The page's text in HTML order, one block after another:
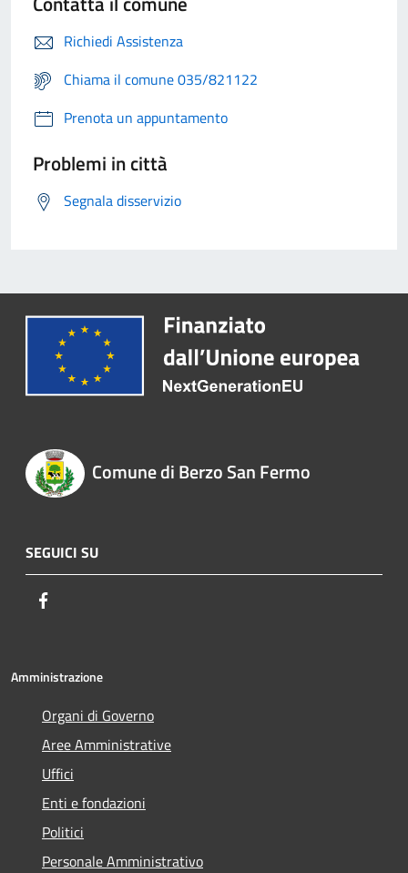
Richiedi Assistenza
Chiama il comune 035/821122
Prenota un appuntamento
Problemi in città
Segnala disservizio
Comune di Berzo San Fermo
SEGUICI SU
Amministrazione
Organi di Governo
Aree Amministrative
Uffici
Enti e fondazioni
Politici
Personale Amministrativo